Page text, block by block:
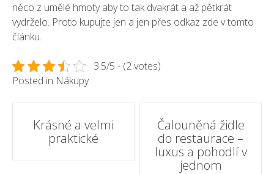
něco z umělé hmoty aby to tak dvakrát a až pětkrát
vydrželo. Proto kupujte jen a jen přes odkaz zde v tomto
článku.
3.5/5 - (2 votes)
Posted in Nákupy
Post
navigation
Krásné a velmi
praktické
Čalouněná židle
do restaurace –
luxus a pohodlí v
jednom